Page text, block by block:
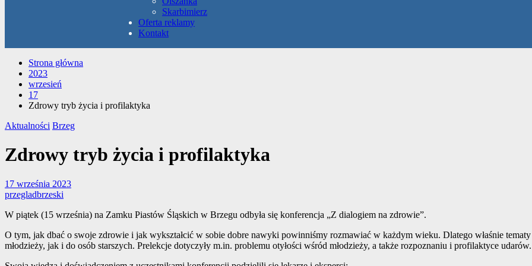
Skarbimierz
Oferta reklamy
Kontakt
Strona główna
2023
wrzesień
17
Zdrowy tryb życia i profilaktyka
Aktualności Brzeg
Zdrowy tryb życia i profilaktyka
17 września 2023
przegladbrzeski
W piątek (15 września) na Zamku Piastów Śląskich w Brzegu odbyła się konferencja „Z dialogiem na zdrowie”.
O tym, jak dbać o swoje zdrowie i jak wykształcić w sobie dobre nawyki powinniśmy rozmawiać w każdym wieku. Dlatego właśnie
młodzieży, jak i do osób starszych. Prelekcje dotyczyły m.in. problemu otyłości wśród młodzieży, a także rozpoznaniu i profilaktyce udarów.